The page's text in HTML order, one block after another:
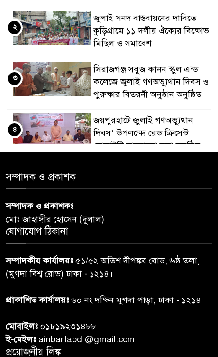
জুলাই সনদ বাস্তবায়নের দাবিতে
কুড়িগ্রামে ১১ দলীয় ঐক্যের বিক্ষোভ
মিছিল ও সমাবেশ
২
সিরাজগঞ্জ সবুজ কানন স্কুল এন্ড
কলেজে জুলাই গণঅভ্যুথান দিবস ও
পুরুষ্কার বিতরনী অনুষ্ঠান অনুষ্ঠিত
৩
জয়পুরহাটে জুলাই গণঅভ্যুত্থান
দিবস’ উপলক্ষ্যে রেড ক্রিসেন্ট
সোসাইটি আলোচনা সভা অনুষ্ঠিত
৪
দিবস-২০২৬’।
৫
মাঝে ১৩ লক্ষ ১৫ হাজার টাকা
বিতরণ
৬
বান্দরবানে বন্যায় ক্ষতিগ্রস্তদের
দক্ষিণ চট্টগ্রামের এক অসহায় ও
৮
সম্পাদক ও প্রকাশক
সম্পাদক ও প্রকাশকঃ
মোঃ জাহাঙ্গীর হোসেন (দুলাল)
যোগাযোগ ঠিকানা
সম্পাদকীয় কার্যালয়ঃ ৫১/৫২ অতিশ দীপঙ্কর রোড, ৬ষ্ঠ তলা,
(মুগদা বিশ্ব রোড) ঢাকা - ১২১৪।
প্রাকাশিত কার্যালয়ঃ৬০ নং দক্ষিন মুগদা পাড়া, ঢাকা - ১২১৪
মোবাইলঃ ০১৮১৯২৩১৪৮৮
ই-মেইলঃ ainbartabd @gmail.com
প্রয়োজনীয় লিঙ্ক